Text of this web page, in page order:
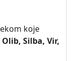
koje
Silba, Vir,